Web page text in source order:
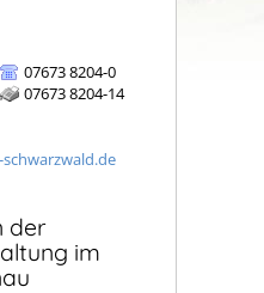
07673 8204-0
07673 8204-14
der
im